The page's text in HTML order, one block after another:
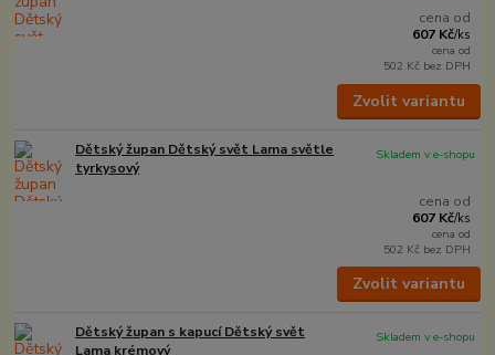
cena od
607 Kč/ks
cena od
502 Kč bez DPH
Zvolit variantu
Dětský župan Dětský svět Lama světle
tyrkysový
cena od
607 Kč/ks
cena od
502 Kč bez DPH
Skladem v e-shopu
Zvolit variantu
Dětský župan s kapucí Dětský svět
Lama krémový
Skladem v e-shopu